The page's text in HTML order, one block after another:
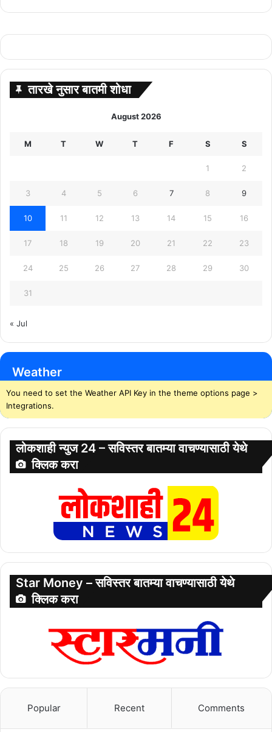
तारखे नुसार बातमी शोधा
August 2026
M T W T F S S
1 2
3 4 5 6 7 8 9
10 11 12 13 14 15 16
17 18 19 20 21 22 23
24 25 26 27 28 29 30
31
« Jul
Weather
You need to set the Weather API Key in the theme options page >
Integrations.
लोकशाही न्युज 24 – सविस्तर बातम्या वाचण्यासाठी येथे
क्लिक करा
Star Money – सविस्तर बातम्या वाचण्यासाठी येथे
क्लिक करा
Popular Recent Comments